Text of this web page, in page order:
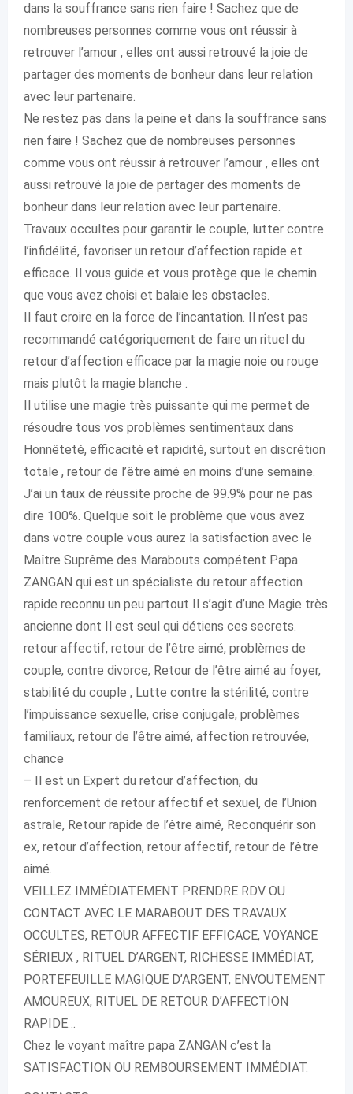
dans la souffrance sans rien faire ! Sachez que de
nombreuses personnes comme vous ont réussir à
retrouver l’amour , elles ont aussi retrouvé la joie de
partager des moments de bonheur dans leur relation
avec leur partenaire.
Ne restez pas dans la peine et dans la souffrance sans
rien faire ! Sachez que de nombreuses personnes
comme vous ont réussir à retrouver l’amour , elles ont
aussi retrouvé la joie de partager des moments de
bonheur dans leur relation avec leur partenaire.
Travaux occultes pour garantir le couple, lutter contre
l’infidélité, favoriser un retour d’affection rapide et
efficace. Il vous guide et vous protège que le chemin
que vous avez choisi et balaie les obstacles.
Il faut croire en la force de l’incantation. Il n’est pas
recommandé catégoriquement de faire un rituel du
retour d’affection efficace par la magie noie ou rouge
mais plutôt la magie blanche .
Il utilise une magie très puissante qui me permet de
résoudre tous vos problèmes sentimentaux dans
Honnêteté, efficacité et rapidité, surtout en discrétion
totale , retour de l’être aimé en moins d’une semaine.
J’ai un taux de réussite proche de 99.9% pour ne pas
dire 100%. Quelque soit le problème que vous avez
dans votre couple vous aurez la satisfaction avec le
Maître Suprême des Marabouts compétent Papa
ZANGAN qui est un spécialiste du retour affection
rapide reconnu un peu partout Il s’agit d’une Magie très
ancienne dont Il est seul qui détiens ces secrets.
retour affectif, retour de l’être aimé, problèmes de
couple, contre divorce, Retour de l’être aimé au foyer,
stabilité du couple , Lutte contre la stérilité, contre
l’impuissance sexuelle, crise conjugale, problèmes
familiaux, retour de l’être aimé, affection retrouvée,
chance
– Il est un Expert du retour d’affection, du
renforcement de retour affectif et sexuel, de l’Union
astrale, Retour rapide de l’être aimé, Reconquérir son
ex, retour d’affection, retour affectif, retour de l’être
aimé.
VEILLEZ IMMÉDIATEMENT PRENDRE RDV OU
CONTACT AVEC LE MARABOUT DES TRAVAUX
OCCULTES, RETOUR AFFECTIF EFFICACE, VOYANCE
SÉRIEUX , RITUEL D’ARGENT, RICHESSE IMMÉDIAT,
PORTEFEUILLE MAGIQUE D’ARGENT, ENVOUTEMENT
AMOUREUX, RITUEL DE RETOUR D’AFFECTION
RAPIDE…
Chez le voyant maître papa ZANGAN c’est la
SATISFACTION OU REMBOURSEMENT IMMÉDIAT.